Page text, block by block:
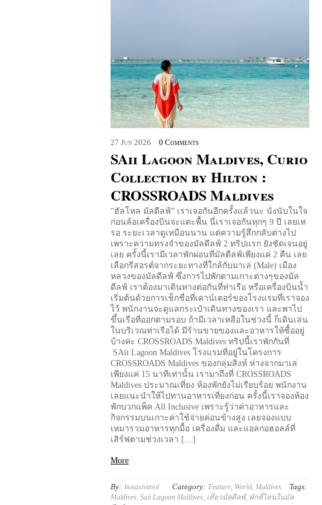
27 Jun 2026 0 Comments
SAii Lagoon Maldives, Curio
Collection by Hilton :
CROSSROADS Maldives
“ฮัลโหล มัลดีลฟ์” เราเจอกันอีกครั้งแล้วนะ นั่งนับในใจ
ก่อนล้อเครื่องบินจะแตะพื้น นี่เราเจอกันทุกๆ 9 ปี เลยเห
รอ ระยะเวลาดูเหมือนนาน แต่ความรู้สึกกลับต่างไป
เพราะความทรงจำของมัลดีลฟ์ 2 ทริปแรก ยังชัดเจนอยู่
เลย ครั้งนี้เรามีเวลาพักผ่อนที่มัลดีลฟ์เพียงแค่ 2 คืน เลย
เลือกรีสอรต์จากระยะทางที่ใกล้กับมาเล่ (Male) เมือง
หลวงของมัลดีลฟ์ ซึ่งการไปพักตามเกาะต่างๆของมัล
ดีลฟ์ เราต้องมาเดินทางต่อกันที่ท่าเรือ หรือเครื่องบินน้ำ
เริ่มต้นด้วยการเช็กชื่อที่เคาน์เตอร์ของโรงแรมที่เราจอง
ไว้ พนักงานจะดูแลกระเป๋าเดินทางของเรา และพาไป
ขึ้นเรือที่ออกตามรอบ ถ้ามีเวลาเหลือในช่วงนี้ ก็เดินเล่น
ในบริเวณท่าเรือได้ มีร้านขายของและอาหารให้ซื้ออยู่
บ้างค่ะ CROSSROADS Maldives ทริปนี้เราพักกันที่
SAii Lagoon Maldives โรงแรมที่อยู่ในโครงการ
CROSSROADS Maldives ของกลุ่มสิงห์ ห่างจากมาเล่
เพียงแค่ 15 นาทีเท่านั้น เรามาถึงที่ CROSSROADS
Maldives ประมาณเที่ยง ห้องพักยังไม่เรียบร้อย พนักงาน
เลยแนะนำให้ไปทานอาหารเที่ยงก่อน ครั้งนี้เราจองห้อง
พักบวกแพ็ค All Inclusive เพราะรู้ว่าค่าอาหารและ
กิจกรรมบนเกาะค่าใช้จ่ายค่อนข้างสูง เลยจองแบบ
เหมารวมอาหารทุกมื้อ เครื่องดื่ม และแอลกอฮอลล์ที่
เสิร์ฟตามช่วงเวลา […]
More
By: bosasivimol Category: Feature, World,Maldives Tags:
Maldives, Saii Lagoon Maldives, เที่ยวมัลดีลฟ์, พักที่ไหนในมัล